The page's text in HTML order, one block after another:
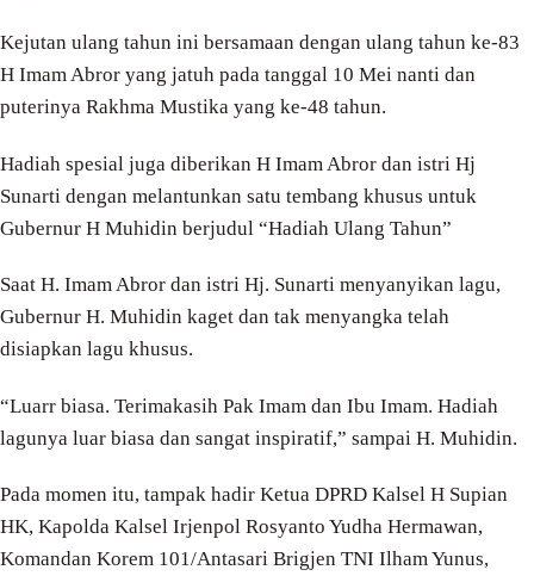
Kejutan ulang tahun ini bersamaan dengan ulang tahun ke-83
H Imam Abror yang jatuh pada tanggal 10 Mei nanti dan
puterinya Rakhma Mustika yang ke-48 tahun.
Hadiah spesial juga diberikan H Imam Abror dan istri Hj
Sunarti dengan melantunkan satu tembang khusus untuk
Gubernur H Muhidin berjudul “Hadiah Ulang Tahun”
Saat H. Imam Abror dan istri Hj. Sunarti menyanyikan lagu,
Gubernur H. Muhidin kaget dan tak menyangka telah
disiapkan lagu khusus.
“Luarr biasa. Terimakasih Pak Imam dan Ibu Imam. Hadiah
lagunya luar biasa dan sangat inspiratif,” sampai H. Muhidin.
Pada momen itu, tampak hadir Ketua DPRD Kalsel H Supian
HK, Kapolda Kalsel Irjenpol Rosyanto Yudha Hermawan,
Komandan Korem 101/Antasari Brigjen TNI Ilham Yunus,